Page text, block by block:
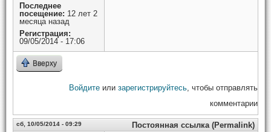
Последнее
посещение: 12 лет 2
месяца назад
Регистрация:
09/05/2014 - 17:06
Вверху
Войдите или зарегистрируйтесь , чтобы отправлять
комментарии
сб, 10/05/2014 - 09:29 Постоянная ссылка (Permalink)